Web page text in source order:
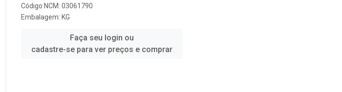
Código NCM: 03061790
Embalagem: KG
Faça seu login ou
cadastre-se para ver preços e comprar